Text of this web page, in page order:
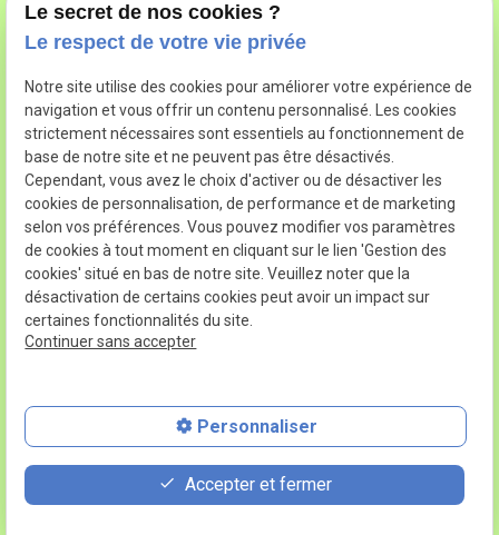
1 rue d'Amiens - Bât. B App 007
60000 BEAUVAIS
place
15 Place de Vohburg
60600CLERMONT ,FRANCE
phone 03.44.50.80.75
SIRET : 41065274700065
Mentions légales
Politique de confidentialité
Gestion des cookies
Le secret de nos cookies ?
Le respect de votre vie privée
Notre site utilise des cookies pour améliorer votre expérience de
navigation et vous offrir un contenu personnalisé. Les cookies
strictement nécessaires sont essentiels au fonctionnement de
base de notre site et ne peuvent pas être désactivés.
Cependant, vous avez le choix d'activer ou de désactiver les
cookies de personnalisation, de performance et de marketing
selon vos préférences. Vous pouvez modifier vos paramètres
de cookies à tout moment en cliquant sur le lien 'Gestion des
cookies' situé en bas de notre site. Veuillez noter que la
désactivation de certains cookies peut avoir un impact sur
certaines fonctionnalités du site.
Continuer sans accepter
Personnaliser
Accepter et fermer